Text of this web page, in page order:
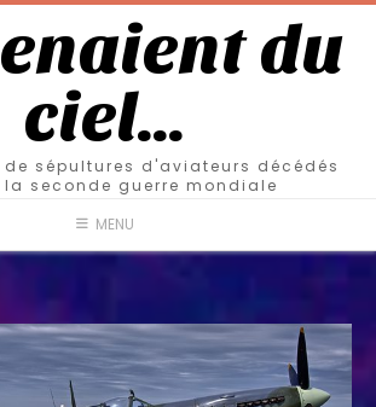
du
ciel…
de sépultures d'aviateurs décédés
seconde guerre mondiale
MENU